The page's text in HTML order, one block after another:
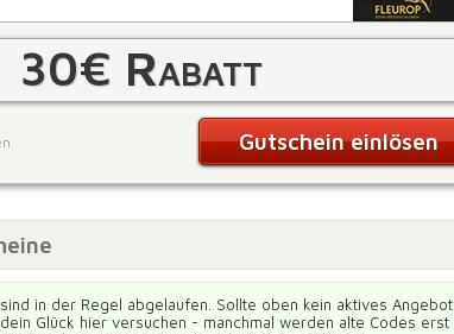
30€ Rabatt
Gutschein einlösen
in der Regel abgelaufen. Sollte oben kein aktives Angebot
Glück hier versuchen - manchmal werden alte Codes erst